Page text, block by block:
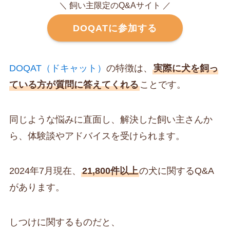
＼ 飼い主限定のQ&Aサイト ／
DOQATに参加する
DOQAT（ドキャット） の特徴は、 実際に犬を飼っ
ている方が質問に答えてくれることです。
同じような悩みに直面し、解決した飼い主さんか
ら、体験談やアドバイスを受けられます。
2024年7月現在、 21,800件以上の犬に関するQ&A
があります。
しつけに関するものだと、